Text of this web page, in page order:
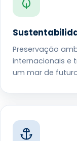
Preservação
internacionais e
um mar de